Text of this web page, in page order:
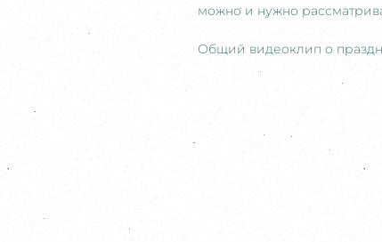
можно и нужно
Общий видеоклип о